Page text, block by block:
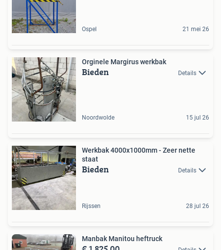
Ospel 21 mei 26
Orginele Margirus werkbak
Bieden Details
Noordwolde 15 jul 26
Werkbak 4000x1000mm - Zeer nette
staat
Bieden Details
Rijssen 28 jul 26
Manbak Manitou heftruck